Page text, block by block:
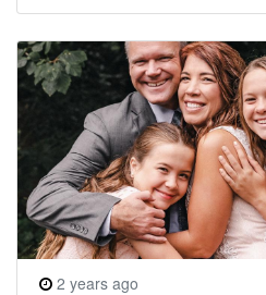
2 years ago